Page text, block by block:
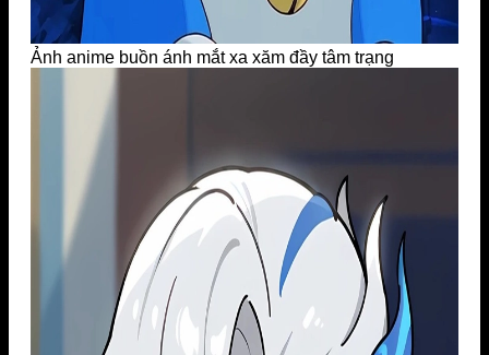
Ảnh anime buồn ánh mắt xa xăm đầy tâm trạng